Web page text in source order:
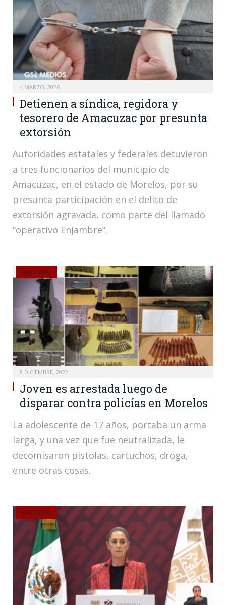
4 MARZO, 2026
Detienen a síndica, regidora y
tesorero de Amacuzac por presunta
extorsión
Autoridades estatales y federales detuvieron
a tres funcionarios del municipio de
Amacuzac, en el estado de Morelos, por su
presunta participación en el delito de
extorsión agravada, como parte del llamado
“operativo Enjambre”.
NACIONAL
8 DICIEMBRE, 2022
Joven es arrestada luego de
disparar contra policías en Morelos
La adolescente de 17 años, portaba un arma
larga, y una vez que fue neutralizada, le
decomisaron pistolas, cartuchos, droga,
entre otras cosas.
NACIONAL